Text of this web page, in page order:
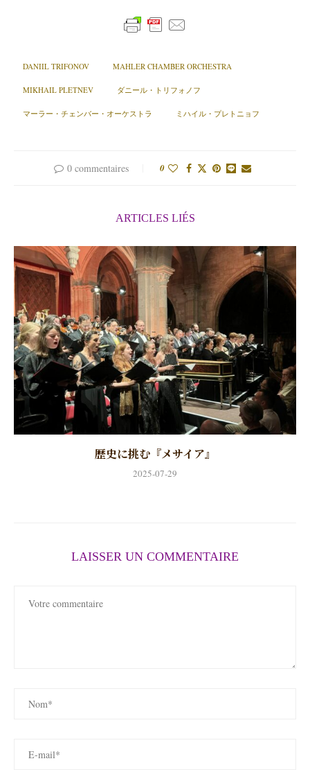
DANIIL TRIFONOV MAHLER CHAMBER ORCHESTRA
MIKHAIL PLETNEV ダニール・トリフォノフ
マーラー・チェンバー・オーケストラ ミハイル・プレトニョフ
0 commentaires 0
ARTICLES LIÉS
歴史に挑む『メサイア』
2025-07-29
LAISSER UN COMMENTAIRE